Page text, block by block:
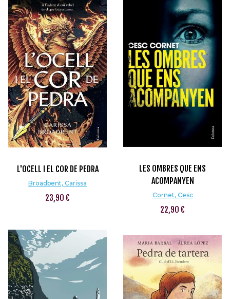
L'OCELL I EL COR DE PEDRA
Broadbent, Carissa
23,90 €
LES OMBRES QUE ENS
ACOMPANYEN
Cornet, Cesc
22,90 €